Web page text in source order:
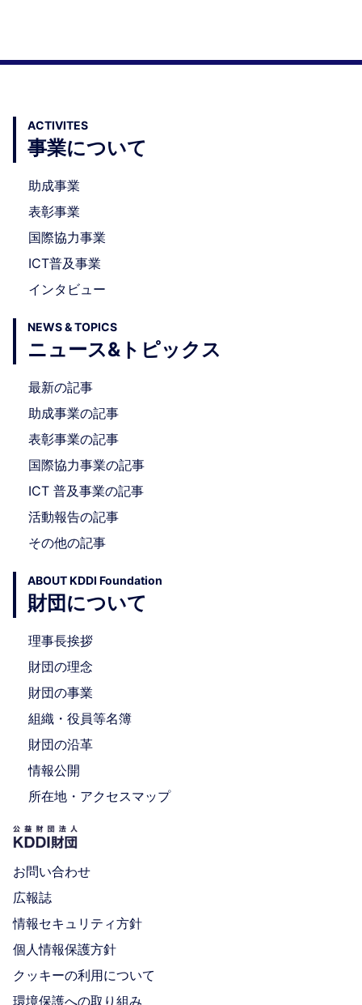
ACTIVITES
事業について
助成事業
表彰事業
国際協力事業
ICT普及事業
インタビュー
NEWS & TOPICS
ニュース&トピックス
最新の記事
助成事業の記事
表彰事業の記事
国際協力事業の記事
ICT 普及事業の記事
活動報告の記事
その他の記事
ABOUT KDDI Foundation
財団について
理事長挨拶
財団の理念
財団の事業
組織・役員等名簿
財団の沿革
情報公開
所在地・アクセスマップ
お問い合わせ
広報誌
情報セキュリティ方針
個人情報保護方針
クッキーの利用について
環境保護への取り組み